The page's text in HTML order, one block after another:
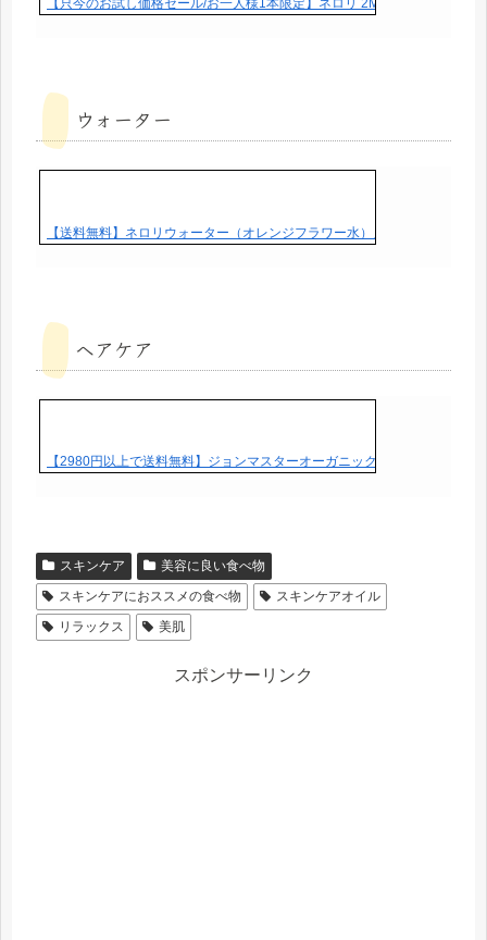
【只今のお試し価格セール/お一人様1本限定】ネロリ 2MLエッセンシャル
ウォーター
【送料無料】ネロリウォーター（オレンジフラワー水）／200ml【
ヘアケア
【2980円以上で送料無料】ジョンマスターオーガニック シトラス＆ネ
スキンケア
美容に良い食べ物
スキンケアにおススメの食べ物
スキンケアオイル
リラックス
美肌
スポンサーリンク